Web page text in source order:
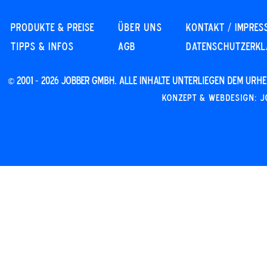
PRODUKTE & PREISE
Tipps & Infos
Über uns
AGB
KONTAKT /
© 2001 - 2026 JOBBER GmbH. Alle Inhalte unterliegen dem
Konzept &